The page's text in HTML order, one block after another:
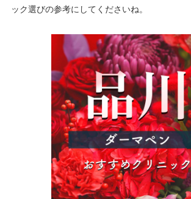
ック選びの参考にしてくださいね。